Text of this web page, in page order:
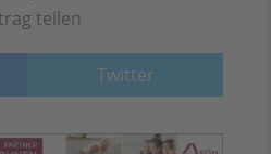
teilen
Twitter